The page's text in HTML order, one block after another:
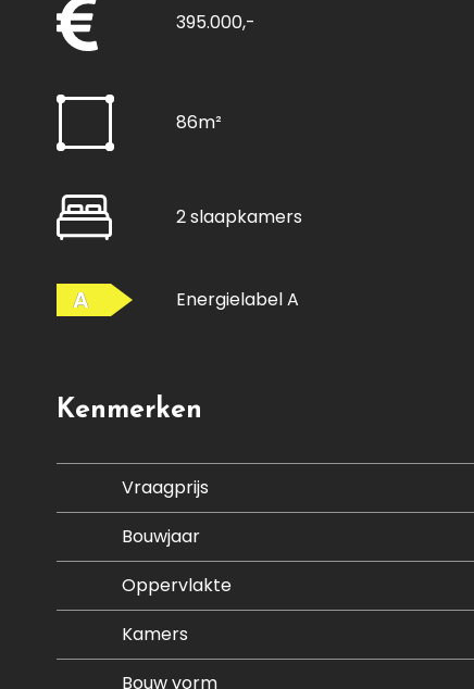
395.000,-
86m²
2 slaapkamers
A Energielabel A
Kenmerken
Vraagprijs
Bouwjaar
Oppervlakte
Kamers
Bouw vorm